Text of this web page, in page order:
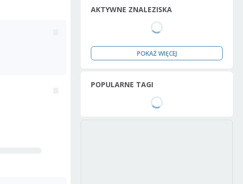
AKTYWNE ZNALEZISKA
POKAŻ WIĘCEJ
POPULARNE TAGI